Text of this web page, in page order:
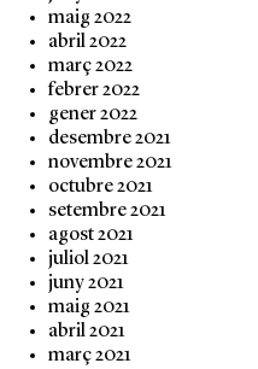
maig 2022
abril 2022
març 2022
febrer 2022
gener 2022
desembre 2021
novembre 2021
octubre 2021
setembre 2021
agost 2021
juliol 2021
juny 2021
maig 2021
abril 2021
març 2021